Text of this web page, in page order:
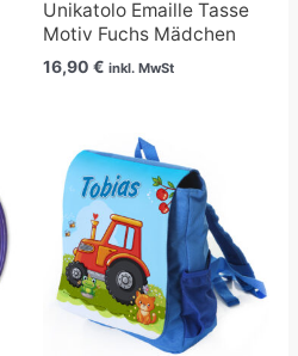
Unikatolo Emaille Tasse
Motiv Fuchs Mädchen
16,90 € inkl. MwSt